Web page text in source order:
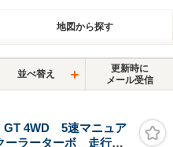
地図から探す
並べ替え
更新時に
メール受信
GT 4WD 5速マニュア
ーラーターボ 走行距